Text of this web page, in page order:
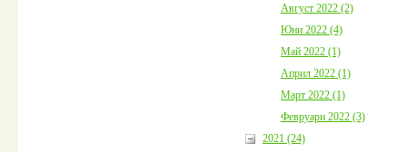
Август 2022 (2)
Юни 2022 (4)
Май 2022 (1)
Април 2022 (1)
Март 2022 (1)
Февруари 2022 (3)
2021 (24)